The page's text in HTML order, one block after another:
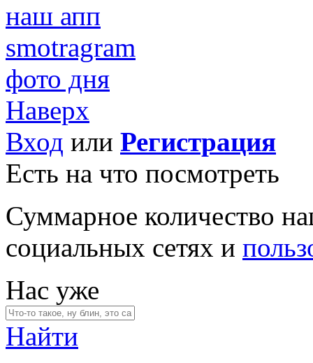
наш апп
smotragram
фото дня
Наверх
Вход или Регистрация
Есть на что посмотреть
Суммарное количество
социальных сетях и
Нас уже
Найти